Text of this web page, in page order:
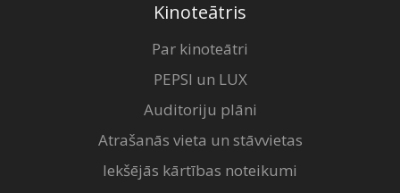
Kinoteātris
Par kinoteātri
PEPSI un LUX
Auditoriju plāni
Atrašanās vieta un stāvvietas
Iekšējās kārtības noteikumi